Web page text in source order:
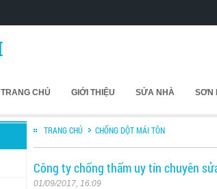
TRANG CHỦ GIỚI THIỆU SỬA NHÀ SƠN
TRANG CHỦ CHỐNG DỘT MÁI TÔN
Công ty chống thấm uy tín chuyên
01/09/2017, 16:09